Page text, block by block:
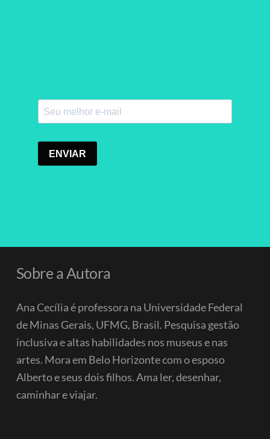
Sobre a Autora
Ana Cecília é professora na Universidade Federal
de Minas Gerais, UFMG, Brasil. Pesquisa gestão
inclusiva e altas habilidades nos museus e nas
artes. Mora em Belo Horizonte com o esposo
Alberto e seus dois filhos.Ama ler, desenhar,
caminhar e viajar.